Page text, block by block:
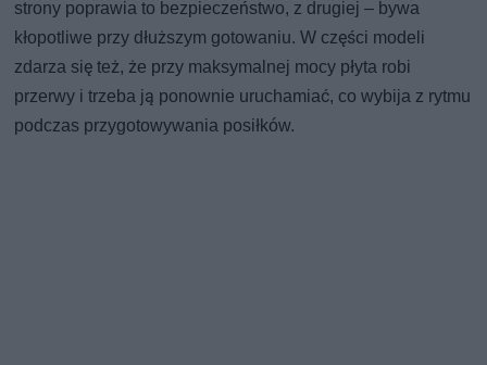
strony poprawia to bezpieczeństwo, z drugiej – bywa
kłopotliwe przy dłuższym gotowaniu. W części modeli
zdarza się też, że przy maksymalnej mocy płyta robi
przerwy i trzeba ją ponownie uruchamiać, co wybija z rytmu
podczas przygotowywania posiłków.